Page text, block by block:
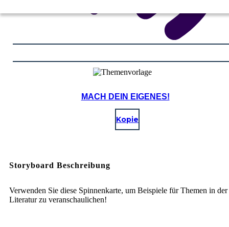
MACH DEIN EIGENES!
Kopie
Storyboard Beschreibung
Verwenden Sie diese Spinnenkarte, um Beispiele für Themen in der
Literatur zu veranschaulichen!